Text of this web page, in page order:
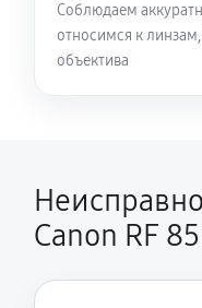
Соблюдаем
относимся к
объектива
Canon RF